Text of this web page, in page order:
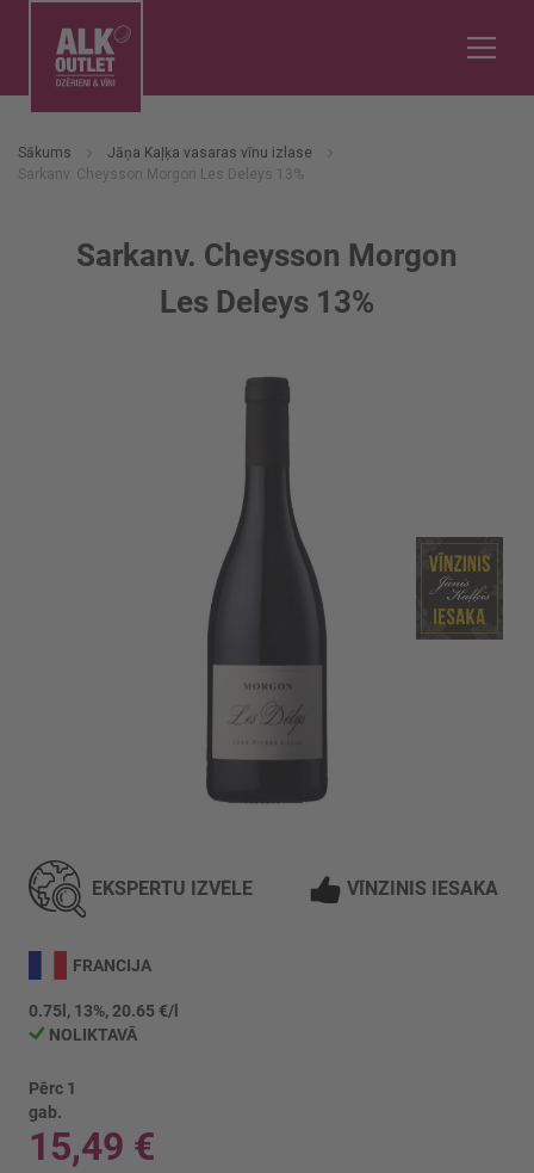
Sākums
Jāņa Kaļķa vasaras vīnu izlase
Sarkanv. Cheysson Morgon Les Deleys 13%
Sarkanv. Cheysson Morgon
Les Deleys 13%
uz
galerijas
sākumu
EKSPERTU IZVĒLE VĪNZINIS IESAKA
FRANCIJA
0.75l, 13%, 20.65 €/l
NOLIKTAVĀ
Pērc 1
gab.
15,49 €